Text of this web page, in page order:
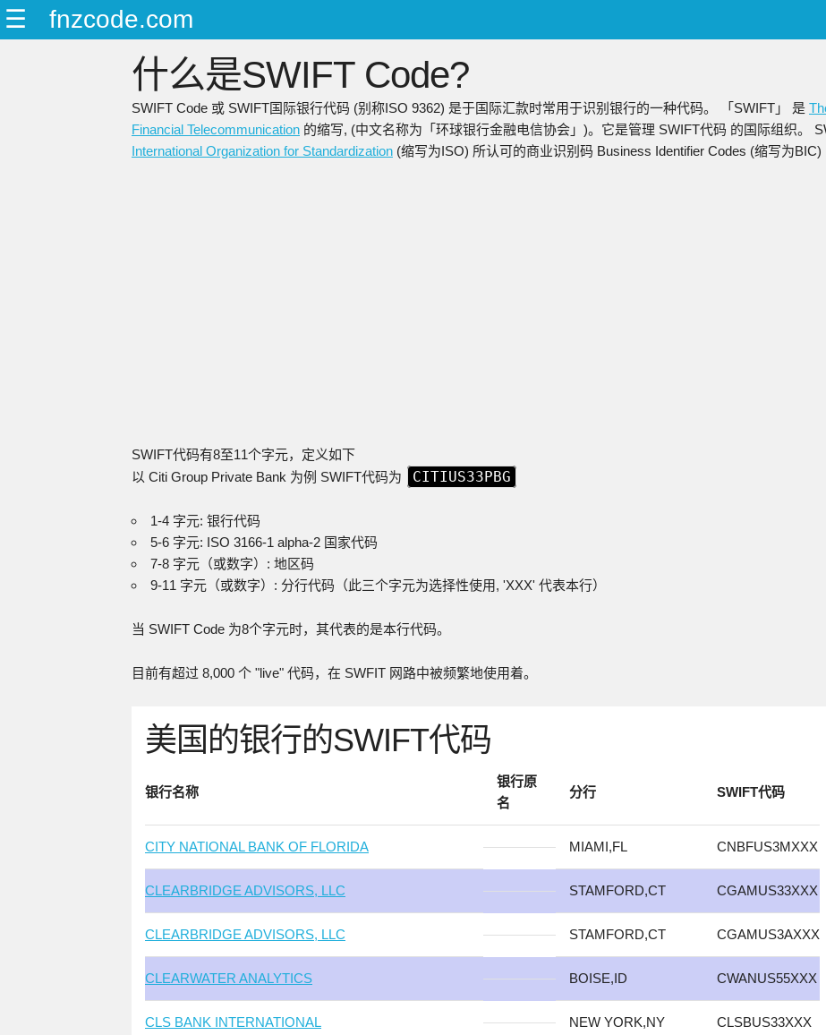
☰ fnzcode.com
繁中
什么是SWIFT Code?
SWIFT Code 或 SWIFT国际银行代码 (别称ISO 9362) 是于国际汇款时常用于识别银行的一种代码。 「SWIFT」 是
Financial Telecommunication 的缩写, (中文名称为「环球银行金融电信协会」)。它是管理 SWIFT代码 的国际组织。
International Organization for Standardization (缩写为ISO) 所认可的商业识别码 Business Identifier Codes (缩写为BIC)
SWIFT代码有8至11个字元，定义如下
以 Citi Group Private Bank 为例 SWIFT代码为
CITIUS33PBG
1-4 字元: 银行代码
5-6 字元: ISO 3166-1 alpha-2 国家代码
7-8 字元（或数字）: 地区码
9-11 字元（或数字）: 分行代码（此三个字元为选择性使用, 'XXX' 代表本行）
当 SWIFT Code 为8个字元时，其代表的是本行代码。
目前有超过 8,000 个 "live" 代码，在 SWFIT 网路中被频繁地使用着。
美国的银行的SWIFT代码
银行名称
银行原
名
分行 SWIFT代码
CITY NATIONAL BANK OF FLORIDA MIAMI,FL CNBFUS3MXXX
CLEARBRIDGE ADVISORS, LLC STAMFORD,CT CGAMUS33XXX
CLEARBRIDGE ADVISORS, LLC STAMFORD,CT CGAMUS3AXXX
CLEARWATER ANALYTICS BOISE,ID CWANUS55XXX
CLS BANK INTERNATIONAL NEW YORK,NY CLSBUS33XXX